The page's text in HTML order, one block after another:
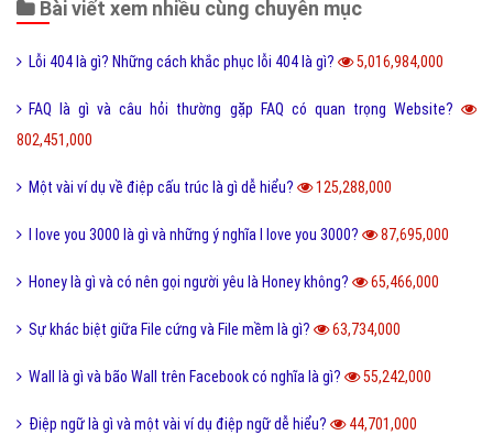
Bài viết xem nhiều cùng chuyên mục
Lỗi 404 là gì? Những cách khắc phục lỗi 404 là gì? 5,016,984,000
FAQ là gì và câu hỏi thường gặp FAQ có quan trọng Website?
802,451,000
Một vài ví dụ về điệp cấu trúc là gì dễ hiểu? 125,288,000
I love you 3000 là gì và những ý nghĩa I love you 3000? 87,695,000
Honey là gì và có nên gọi người yêu là Honey không? 65,466,000
Sự khác biệt giữa File cứng và File mềm là gì? 63,734,000
Wall là gì và bão Wall trên Facebook có nghĩa là gì? 55,242,000
Điệp ngữ là gì và một vài ví dụ điệp ngữ dễ hiểu? 44,701,000